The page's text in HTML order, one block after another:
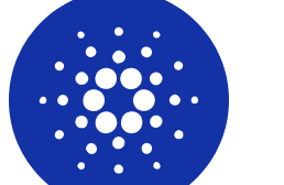
Ethereum
ETH